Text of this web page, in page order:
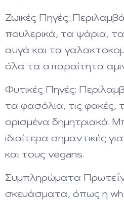
Ζωικές Πηγές:
πουλερικά, τα ψάρια,
αυγά και τα
όλα τα απαραίτητα
Φυτικές Πηγές:
τα φασόλια, τις φακές,
ορισμένα δημητριακά.
ιδιαίτερα σημαντικές
και τους vegans.
Συμπληρώματα
σκευάσματα, όπως η